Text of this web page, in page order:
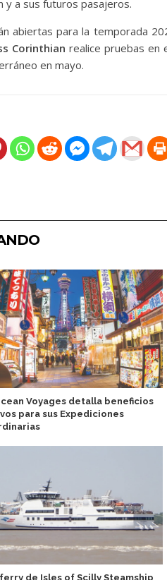
y a sus futuros pasajeros.
abiertas para la temporada
Corinthian realice pruebas en
en mayo.
Voyages detalla beneficios
para sus Expediciones
de Isles of Scilly Steamship